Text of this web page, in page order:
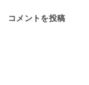
コメントを投稿